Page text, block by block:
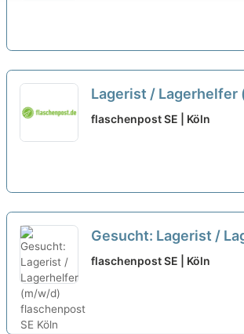
Lagerist / Lagerhelfer
flaschenpost SE neu
flaschenpost SE | Köln
Gesucht: Lagerist /
(m/w/d) neu
flaschenpost SE | Köln